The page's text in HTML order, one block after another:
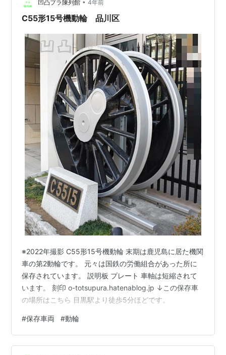
初代多度津駅（今の多度津工場辺り）にあったものが、
平成元年に現在地へ移動してきたそうです。 車番…
凹凸プラ陳列館 • 4年前
C55形15号機動輪 品川区
※2022年撮影 C55形15号機動輪 末期は鹿児島に居た機関
車の第2動輪です。 元々は国鉄の労働組合があった所に
保存されています。 説明板 プレート 車軸は短縮されて
います。 刻印 o-totsupura.hatenablog.jp ↓この保存車
の場所はこちら 目黒駅より徒歩5分ほどです。
#保存車両 #動輪